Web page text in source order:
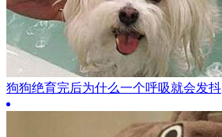
狗狗绝育完后为什么一个呼吸就会发抖